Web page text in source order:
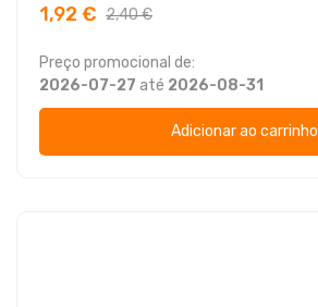
1,92 € 2,40 €
Preço promocional de:
2026-07-27 até 2026-08-31
Adicionar ao carrinho